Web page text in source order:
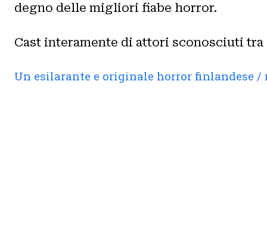
degno delle migliori fiabe horror.
Cast interamente di attori sconosciuti
Un esilarante e originale horror finlandese /